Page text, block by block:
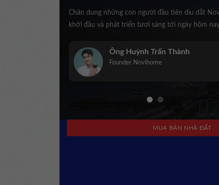
Chân dung những con người đầu tiên dìu dắt
khởi đầu và phát triển tươi sáng tới ngày hôm
Trịnh Kiều Anh
Co-Founder Novihome
MUA BÁN NHÀ ĐẤT